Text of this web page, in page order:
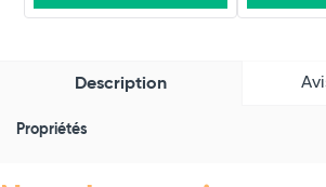
Description
Propriétés